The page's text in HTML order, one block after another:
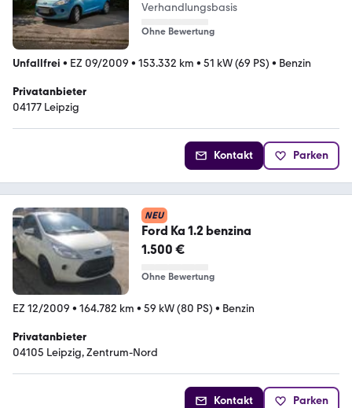
Verhandlungsbasis
Ohne Bewertung
Unfallfrei • EZ 09/2009 • 153.332 km • 51 kW (69 PS) • Benzin
Privatanbieter
04177 Leipzig
Kontakt Parken
NEU
Ford Ka 1.2 benzina
1.500 €
Ohne Bewertung
EZ 12/2009 • 164.782 km • 59 kW (80 PS) • Benzin
Privatanbieter
04105 Leipzig, Zentrum-Nord
Kontakt Parken